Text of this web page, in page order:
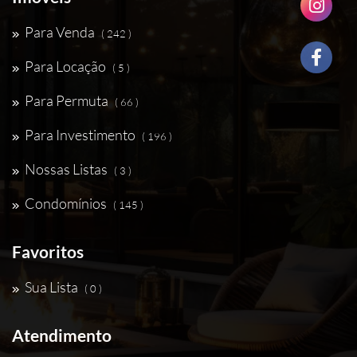
Para Venda ( 242 )
Para Locação ( 5 )
Para Permuta ( 66 )
Para Investimento ( 196 )
Nossas Listas ( 3 )
Condomínios ( 145 )
Favoritos
Sua Lista ( 0 )
Atendimento